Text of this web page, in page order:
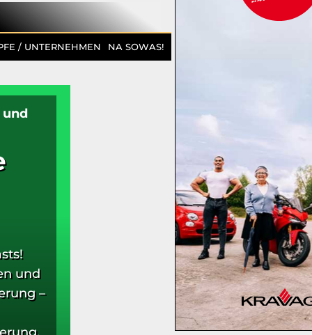
/ UNTERNEHMEN NA SOWAS!
und
–